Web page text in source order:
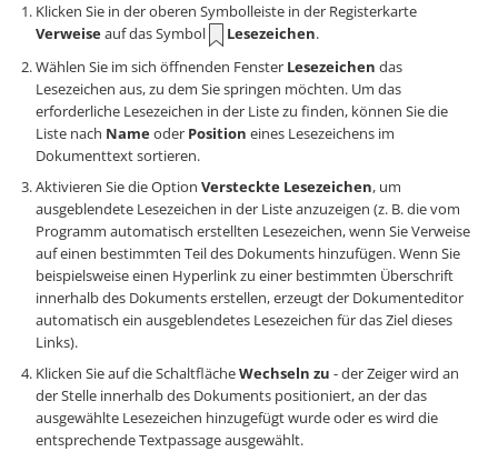
Klicken Sie in der oberen Symbolleiste in der Registerkarte
Verweiseauf das Symbol Lesezeichen.
Wählen Sie im sich öffnenden Fenster Lesezeichen das
Lesezeichen aus, zu dem Sie springen möchten. Um das
erforderliche Lesezeichen in der Liste zu finden, können Sie die
Liste nach Nameoder Position eines Lesezeichens im
Dokumenttext sortieren.
Aktivieren Sie die Option Versteckte Lesezeichen, um
ausgeblendete Lesezeichen in der Liste anzuzeigen (z. B. die vom
Programm automatisch erstellten Lesezeichen, wenn Sie Verweise
auf einen bestimmten Teil des Dokuments hinzufügen. Wenn Sie
beispielsweise einen Hyperlink zu einer bestimmten Überschrift
innerhalb des Dokuments erstellen, erzeugt der Dokumenteditor
automatisch ein ausgeblendetes Lesezeichen für das Ziel dieses
Links).
Klicken Sie auf die SchaltflächeWechseln zu - der Zeiger wird an
der Stelle innerhalb des Dokuments positioniert, an der das
ausgewählte Lesezeichen hinzugefügt wurde oder es wird die
entsprechende Textpassage ausgewählt.